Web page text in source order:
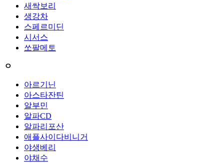
새싹보리
생강차
스페르미딘
시서스
쏘팔메토
ㅇ
아르기닌
아스타잔틴
알부민
알파CD
알파리포산
애플사이다비니거
야생베리
야채수